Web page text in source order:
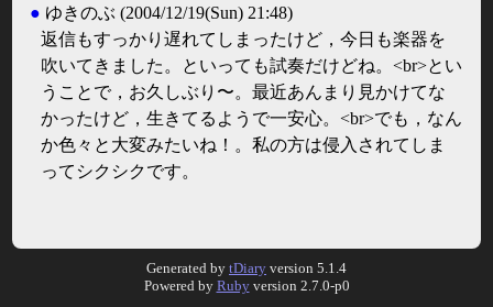
● ゆきのぶ (2004/12/19(Sun) 21:48)
返信もすっかり遅れてしまったけど，今日も楽器を
吹いてきました。といっても試奏だけどね。<br>とい
うことで，お久しぶり〜。最近あんまり見かけてな
かったけど，生きてるようで一安心。<br>でも，なん
か色々と大変みたいね！。私の方は侵入されてしま
ってシクシクです。
Generated by tDiary version 5.1.4
Powered by Rubyversion 2.7.0-p0